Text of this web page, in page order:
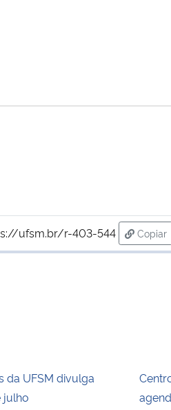
ufsm.br/r-403-544
Copiar
para
da UFSM divulga
julho